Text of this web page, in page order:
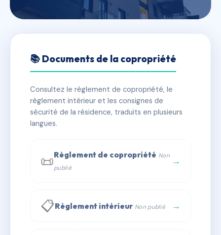
CHASSIN Bat B & C
✓ Immatriculée 🏠 54 lots 🏗 1 bâtiment(s)
📞 Contacter Syndic Digital
📚 Documents de la copropriété
Consultez le règlement de copropriété, le
règlement intérieur et les consignes de
sécurité de la résidence, traduits en plusieurs
langues.
📜Règlement de copropriété Non
publié
→
📋Règlement intérieur Non publié →